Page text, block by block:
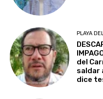
PLAYA
del
saldar
dice